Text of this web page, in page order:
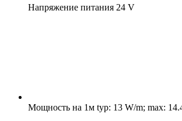
Напряжение питания 24 V
Мощность на 1м typ: 13 W/m; max: